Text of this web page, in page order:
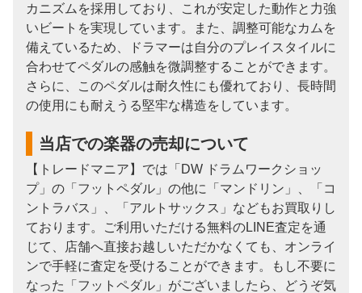
カニズムを採用しており、これが安定した動作と力強
いビートを実現しています。また、調整可能なカムを
備えているため、ドラマーは自分のプレイスタイルに
合わせてペダルの感触を微調整することができます。
さらに、このペダルは耐久性にも優れており、長時間
の使用にも耐えうる堅牢な構造をしています。
当店での楽器の売却について
【トレードマニア】では「DW ドラムワークショッ
プ」の「フットペダル」の他に「マンドリン」、「コ
ントラバス」、「アルトサックス」などもお買取りし
ております。ご利用いただける無料のLINE査定を通
じて、店舗へ直接お越しいただかなくても、オンライ
ンで手軽に査定を受けることができます。もし不要に
なった「フットペダル」がございましたら、どうぞ気